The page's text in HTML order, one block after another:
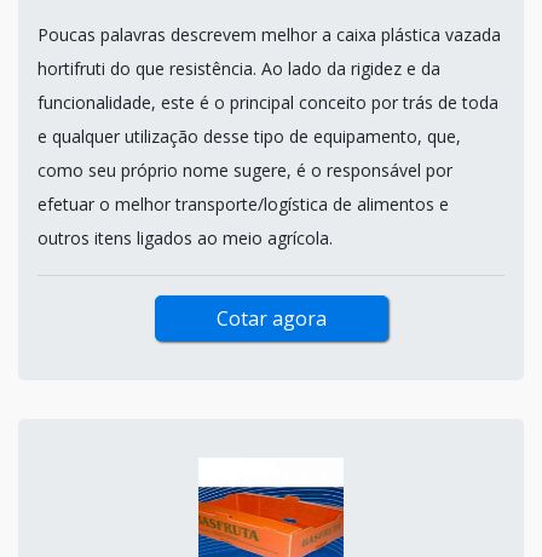
Poucas palavras descrevem melhor a caixa plástica vazada
hortifruti do que resistência. Ao lado da rigidez e da
funcionalidade, este é o principal conceito por trás de toda
e qualquer utilização desse tipo de equipamento, que,
como seu próprio nome sugere, é o responsável por
efetuar o melhor transporte/logística de alimentos e
outros itens ligados ao meio agrícola.
Cotar agora